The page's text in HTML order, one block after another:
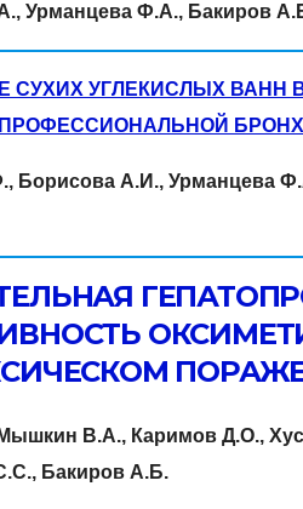
Урманцева Ф.А., Бакиров
СУХИХ УГЛЕКИСЛЫХ ВАНН
Борисова А.И., Урманцева
В.А., Каримов Д.О.,
Бакиров А.Б.